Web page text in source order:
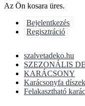
Az Ön kosara üres.
Bejelentkezés
Regisztráció
szalvetadeko.hu
SZEZONÁLIS
KARÁCSONY
Karácsonyfa díszek
Felakasztható